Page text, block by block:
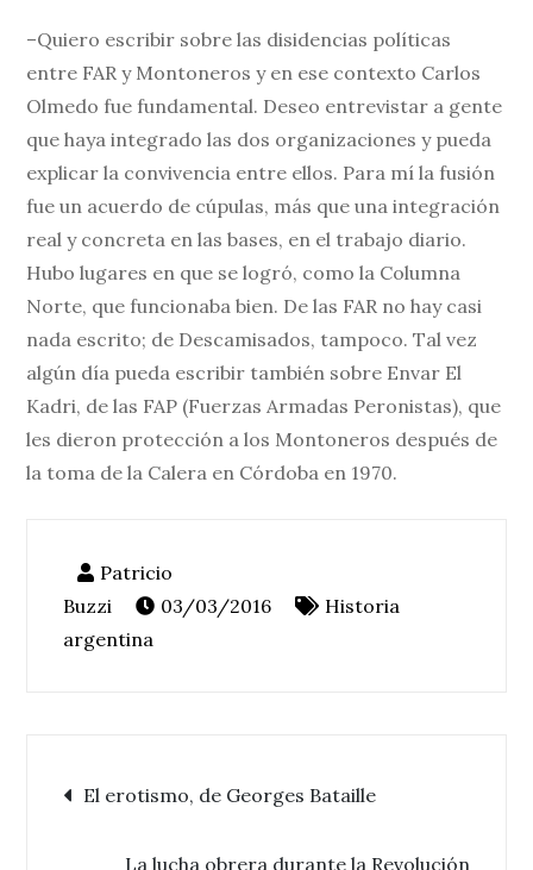
–Quiero escribir sobre las disidencias políticas
entre FAR y Montoneros y en ese contexto Carlos
Olmedo fue fundamental. Deseo entrevistar a gente
que haya integrado las dos organizaciones y pueda
explicar la convivencia entre ellos. Para mí la fusión
fue un acuerdo de cúpulas, más que una integración
real y concreta en las bases, en el trabajo diario.
Hubo lugares en que se logró, como la Columna
Norte, que funcionaba bien. De las FAR no hay casi
nada escrito; de Descamisados, tampoco. Tal vez
algún día pueda escribir también sobre Envar El
Kadri, de las FAP (Fuerzas Armadas Peronistas), que
les dieron protección a los Montoneros después de
la toma de la Calera en Córdoba en 1970.
03/03/2016
Historia
argentina
Navegación
El erotismo, de Georges Bataille
La lucha obrera durante la Revolución